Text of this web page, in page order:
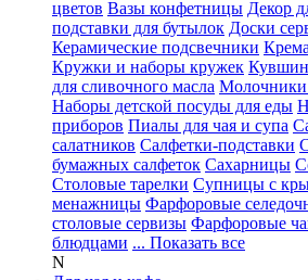
цветов Вазы конфетницы Декор
подставки для бутылок Доски
Керамические подсвечники
Кружки и наборы кружек
для сливочного масла Молочники
Наборы детской посуды для еды
приборов Пиалы для чая и супа
салатников Салфетки-подставки
бумажных салфеток Сахарницы
Столовые тарелки Супницы с
менажницы Фарфоровые
столовые сервизы Фарфоровые
блюдцами ... Показать все
N